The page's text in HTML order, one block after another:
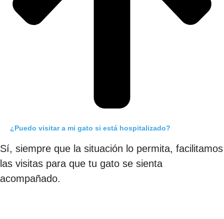
¿Puedo visitar a mi gato si está hospitalizado?
Sí, siempre que la situación lo permita, facilitamos
las visitas para que tu gato se sienta
acompañado.